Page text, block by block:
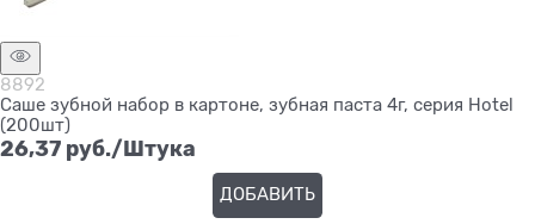
8892
Саше зубной набор в картоне, зубная паста 4г, серия Hotel
(200шт)
26,37 руб./Штука
ДОБАВИТЬ